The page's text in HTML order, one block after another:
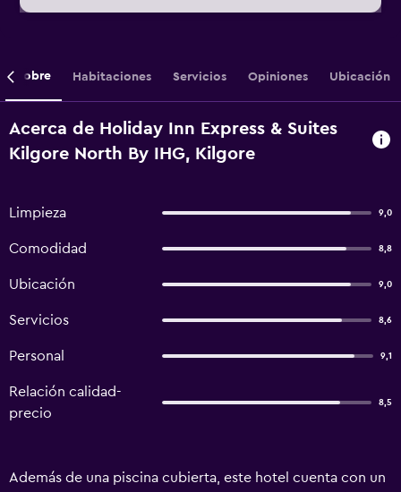
Sobre Habitaciones Servicios Opiniones Ubicación
Acerca de Holiday Inn Express & Suites
Kilgore North By IHG, Kilgore
Limpieza 9,0
Comodidad 8,8
Ubicación 9,0
Servicios 8,6
Personal 9,1
Relación calidad-
precio
8,5
Además de una piscina cubierta, este hotel cuenta con un